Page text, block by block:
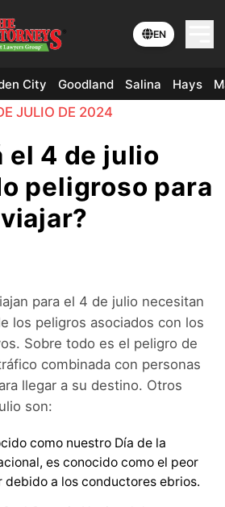
EN
City Goodland Salina Hays
JULIO DE 2024
el 4 de julio
peligroso para
viajar?
para el 4 de julio necesitan
los peligros asociados con los
Sobre todo es el peligro de
combinada con personas
llegar a su destino. Otros
son:
como nuestro Día de la
es conocido como el peor
a los conductores ebrios.